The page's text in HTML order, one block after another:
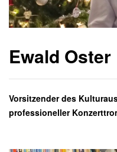
Ewald Oster
Vorsitzender des
professioneller